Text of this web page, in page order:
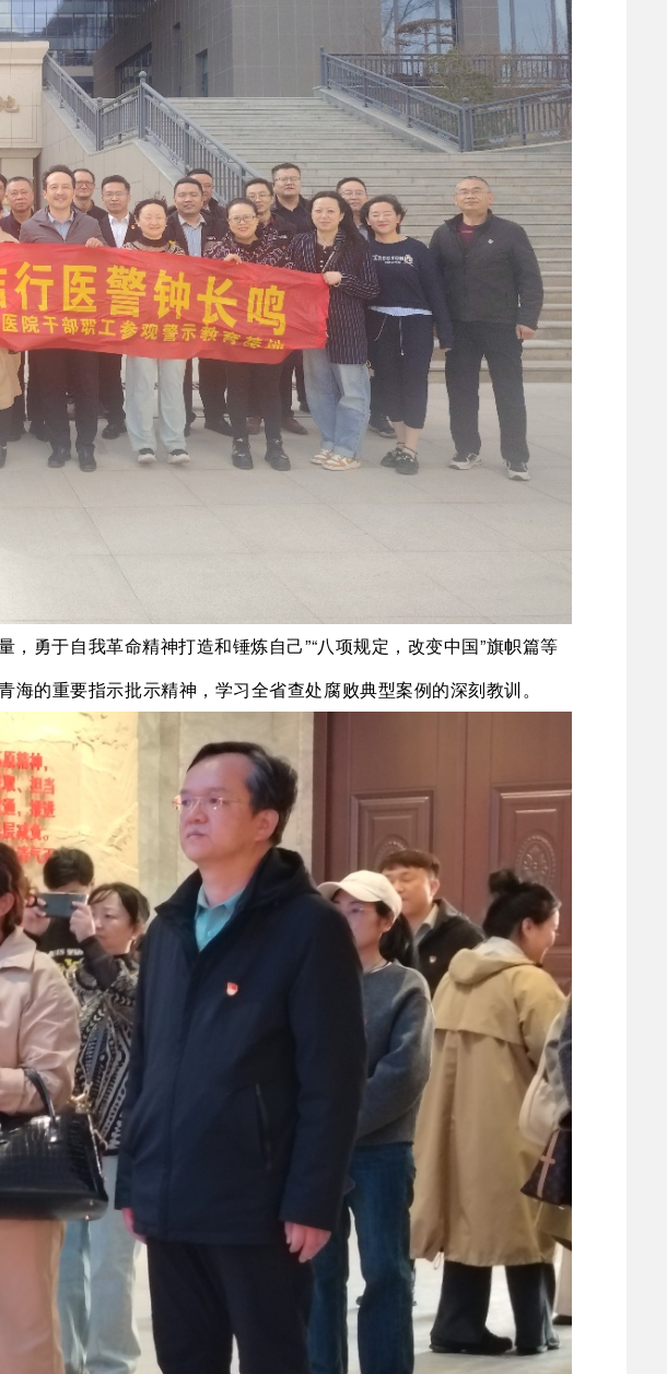
勇于自我革命精神打造和锤炼自己”“八项规定，改变中国”旗帜篇等
的重要指示批示精神，学习全省查处腐败典型案例的深刻教训。